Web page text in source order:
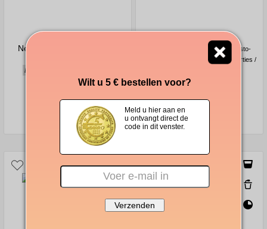
Nescafé Azera espresso in
Donker, intens, delicate crema
13,40 €
Nescafé Cappuccino Dolce Gusto-
compatibele koffiecapsules 15 porties /
Zoet, heerlijk schuimig,
14,40 €
Wilt u 5 € bestellen voor?
Meld u hier aan en
u ontvangt direct de
code in dit venster.